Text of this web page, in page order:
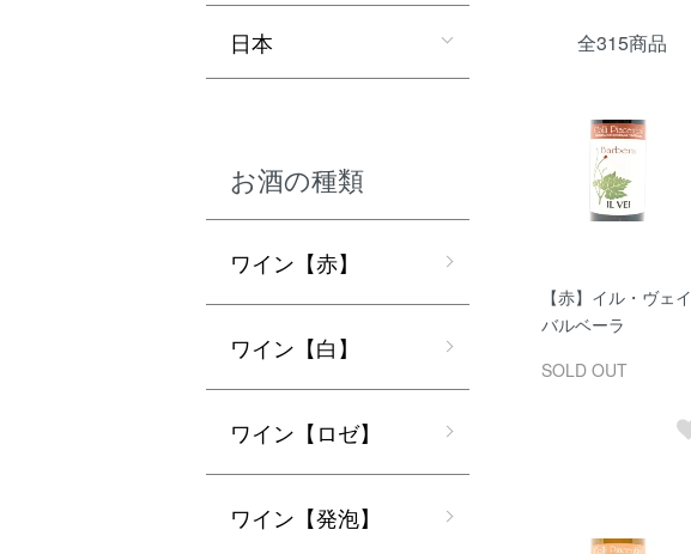
全315商品
【赤】イル・ヴェイ
バルベーラ
SOLD OUT
日本
お酒の種類
ワイン【赤】
ワイン【白】
ワイン【ロゼ】
ワイン【発泡】